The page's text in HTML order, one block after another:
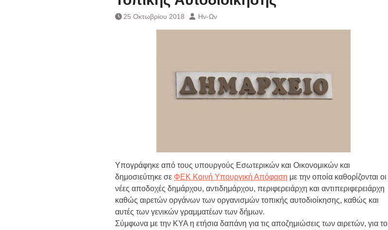
Συναλλάγματος &
Κάθοδος αγροτών
Δικαιοσύνη
25 Οκτωβρίου 2018 Ην-Ων
Υπογράφηκε από τους υπουργούς Εσωτερικών και Οικονομικών και
δημοσιεύτηκε σε ΦΕΚ Κοινή Υπουργική Απόφαση με την οποία καθορίζονται οι
νέες αποδοχές δημάρχου, αντιδημάρχου, περιφερειάρχη και αντιπεριφερειάρχη
καθώς αιρετών οργάνων των οργανισμών τοπικής αυτοδιοίκησης, καθώς και
αυτές των γενικών γραμματέων των δήμων.
Σύμφωνα με την ΚΥΑ η ετήσια δαπάνη για τις αποζημιώσεις των αιρετών, για το